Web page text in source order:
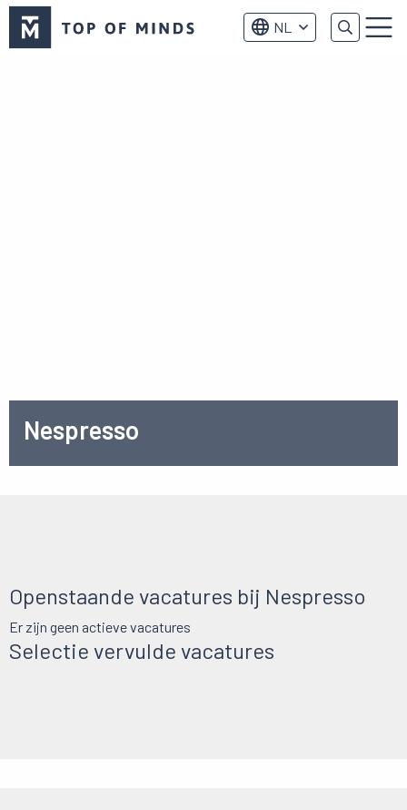
of
NL Menu
Nespresso
Selectie vervulde vacatures
Openstaande vacatures bij Nespresso
Er zijn geen actieve vacatures